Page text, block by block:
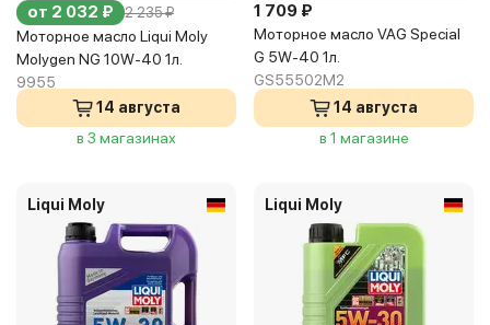
от 2 032 ₽ 2 235 ₽
Моторное масло Liqui Moly
Molygen NG 10W-40 1л.
9955
14 августа
в 3 магазинах
1 709 ₽
Моторное масло VAG Special
G 5W-40 1л.
GS55502M2
14 августа
в 1 магазине
Liqui Moly Liqui Moly